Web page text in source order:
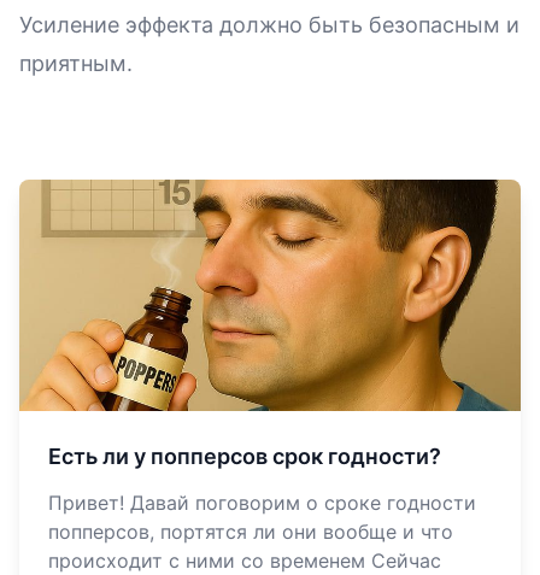
Усиление эффекта должно быть безопасным и
приятным.
Есть ли у попперсов срок годности?
Привет! Давай поговорим о сроке годности
попперсов, портятся ли они вообще и что
происходит с ними со временем Сейчас